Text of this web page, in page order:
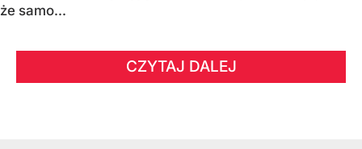
że samo...
CZYTAJ DALEJ